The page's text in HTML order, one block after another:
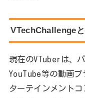
VTechChallengeと
現在のVTuberは、
YouTube等の動画
ターテインメント